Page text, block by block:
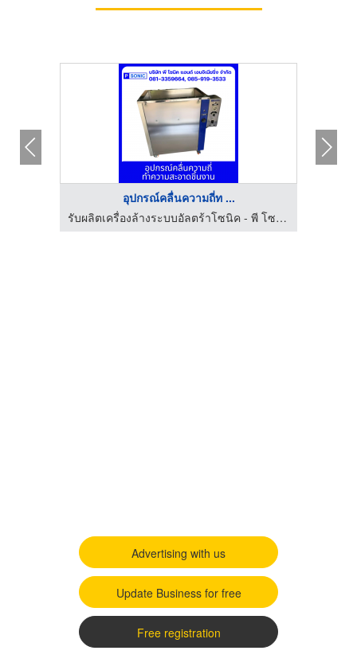
อุปกรณ์คลื่นความถี่ท ...
รับผลิตเครื่องล้างระบบอัลตร้าโซนิค - พี โซนิค แอนด์ เอนจิเนียริ่ง
Advertising with us
Update Business for free
Free registration